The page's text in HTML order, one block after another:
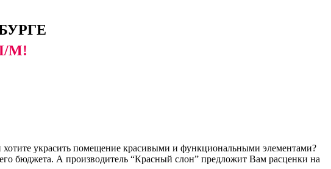
М!
украсить помещение красивыми и функциональными элементами?
бюджета. А производитель “Красный слон” предложит Вам расценки на